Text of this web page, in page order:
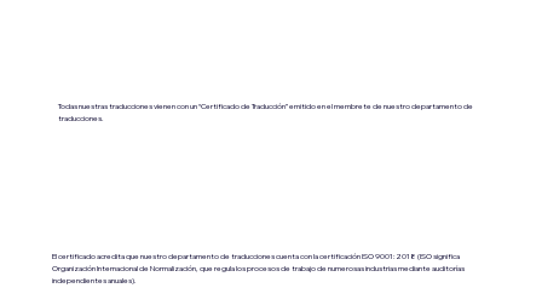
Todas nuestras traducciones vienen con un “Certificado de Traducción” emitido en el membrete de nuestro departamento de
traducciones.
El certificado acredita que nuestro departamento de traducciones cuenta con la certificación ISO 9001:2018 (ISO significa
Organización Internacional de Normalización, que regula los procesos de trabajo de numerosas industrias mediante auditorías
independientes anuales).